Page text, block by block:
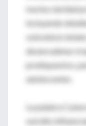
mucha claridad
incluyendo
sobredosis
desencadenar el
predispuestos,
adolescentes.
La palabra
suicidio